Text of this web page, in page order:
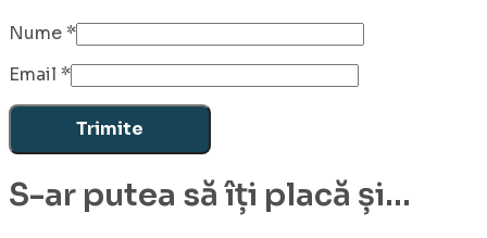
Nume*
Email *
S-ar putea să îți placă și...